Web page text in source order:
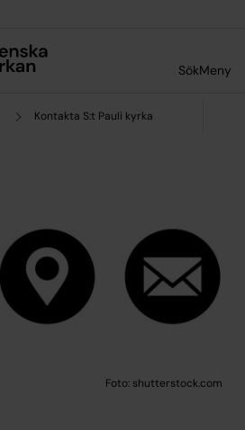
SökMeny
Kontakta S:t Pauli kyrka